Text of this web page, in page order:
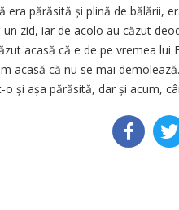
era părăsită și plină de bălării,
zid, iar de acolo au căzut
acasă că e de pe vremea
acasă că nu se mai
o și așa părăsită, dar și acum,